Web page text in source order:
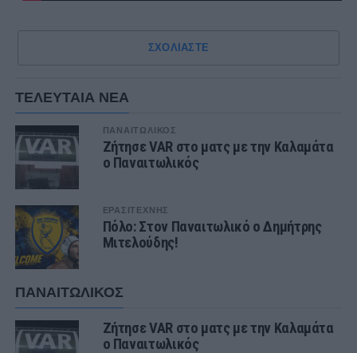
ΣΧΟΛΙΑΣΤΕ
ΤΕΛΕΥΤΑΙΑ ΝΕΑ
ΠΑΝΑΙΤΩΛΙΚΟΣ
Ζήτησε VAR στο ματς με την Καλαμάτα
ο Παναιτωλικός
ΕΡΑΣΙΤΕΧΝΗΣ
Πόλο: Στον Παναιτωλικό ο Δημήτρης
Μιτελούδης!
ΠΑΝΑΙΤΩΛΙΚΟΣ
Ζήτησε VAR στο ματς με την Καλαμάτα
ο Παναιτωλικός